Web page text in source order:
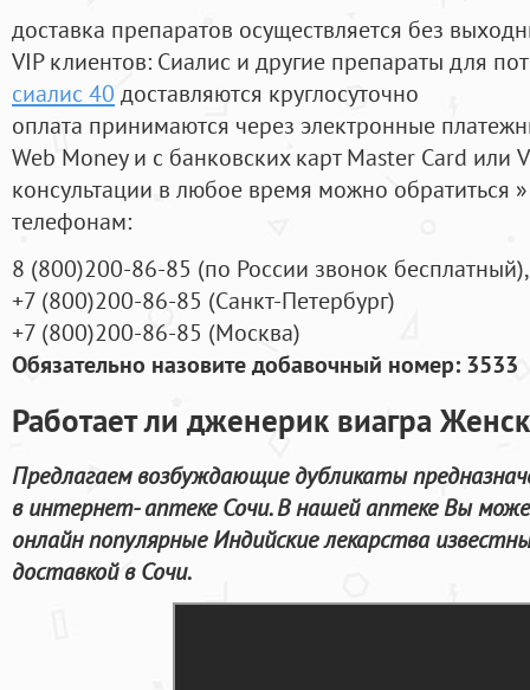
доставка препаратов осуществляется без
VIP клиентов: Сиалис и другие препараты для
сиалис 40 доставляются круглосуточно
оплата принимаются через электронные
Web Money и с банковских карт Master Card или
консультации в любое время можно обратиться
телефонам:
8 (800)200-86-85 (по России звонок бесплатный),
+7 (800)200-86-85 (Санкт-Петербург)
+7 (800)200-86-85 (Москва)
Обязательно назовите добавочный номер: 3533
Работает ли дженерик виагра
Предлагаем возбуждающие дубликаты
в интернет- аптеке Сочи. В нашей аптеке Вы
онлайн популярные Индийские лекарства
доставкой в Сочи.